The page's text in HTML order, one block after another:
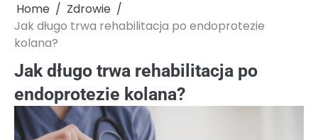
Home
Zdrowie
Jak długo trwa rehabilitacja po endoprotezie
kolana?
Jak długo trwa rehabilitacja po
endoprotezie kolana?